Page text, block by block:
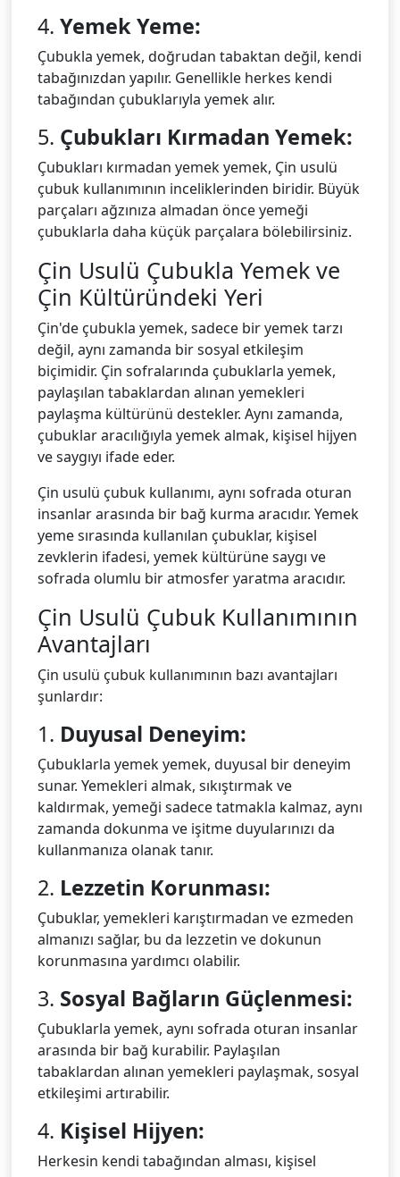
4. Yemek Yeme:
Çubukla yemek, doğrudan tabaktan değil, kendi
tabağınızdan yapılır. Genellikle herkes kendi
tabağından çubuklarıyla yemek alır.
5. Çubukları Kırmadan Yemek:
Çubukları kırmadan yemek yemek, Çin usulü
çubuk kullanımının inceliklerinden biridir. Büyük
parçaları ağzınıza almadan önce yemeği
çubuklarla daha küçük parçalara bölebilirsiniz.
Çin Usulü Çubukla Yemek ve
Çin Kültüründeki Yeri
Çin'de çubukla yemek, sadece bir yemek tarzı
değil, aynı zamanda bir sosyal etkileşim
biçimidir. Çin sofralarında çubuklarla yemek,
paylaşılan tabaklardan alınan yemekleri
paylaşma kültürünü destekler. Aynı zamanda,
çubuklar aracılığıyla yemek almak, kişisel hijyen
ve saygıyı ifade eder.
Çin usulü çubuk kullanımı, aynı sofrada oturan
insanlar arasında bir bağ kurma aracıdır. Yemek
yeme sırasında kullanılan çubuklar, kişisel
zevklerin ifadesi, yemek kültürüne saygı ve
sofrada olumlu bir atmosfer yaratma aracıdır.
Çin Usulü Çubuk Kullanımının
Avantajları
Çin usulü çubuk kullanımının bazı avantajları
şunlardır:
1. Duyusal Deneyim:
Çubuklarla yemek yemek, duyusal bir deneyim
sunar. Yemekleri almak, sıkıştırmak ve
kaldırmak, yemeği sadece tatmakla kalmaz, aynı
zamanda dokunma ve işitme duyularınızı da
kullanmanıza olanak tanır.
2. Lezzetin Korunması:
Çubuklar, yemekleri karıştırmadan ve ezmeden
almanızı sağlar, bu da lezzetin ve dokunun
korunmasına yardımcı olabilir.
3. Sosyal Bağların Güçlenmesi:
Çubuklarla yemek, aynı sofrada oturan insanlar
arasında bir bağ kurabilir. Paylaşılan
tabaklardan alınan yemekleri paylaşmak, sosyal
etkileşimi artırabilir.
4. Kişisel Hijyen:
Herkesin kendi tabağından alması, kişisel